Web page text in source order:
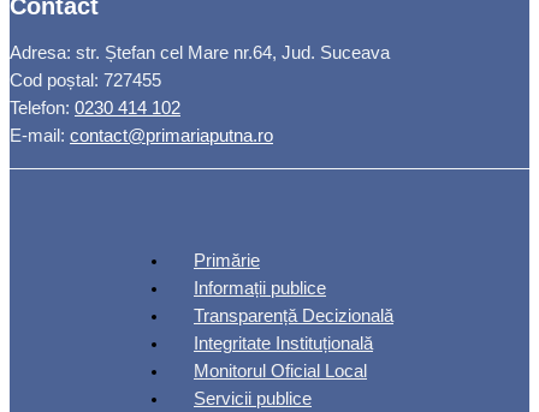
Contact
Adresa: str. Ștefan cel Mare nr.64, Jud. Suceava
Cod poștal: 727455
Telefon: 0230 414 102
E-mail: contact@primariaputna.ro
Primărie
Informații publice
Transparență Decizională
Integritate Instituțională
Monitorul Oficial Local
Servicii publice